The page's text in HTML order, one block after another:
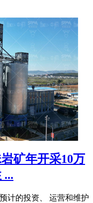
矿年开采10万
...
计的投资、 运营和维护